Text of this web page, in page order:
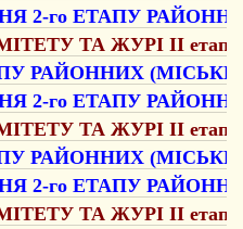
2-го ЕТАПУ
ТА ЖУРІ II етапу
РАЙОННИХ
2-го ЕТАПУ
ТА ЖУРІ II етапу
РАЙОННИХ
2-го ЕТАПУ
ТА ЖУРІ II етапу